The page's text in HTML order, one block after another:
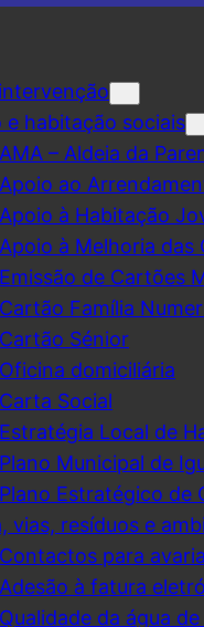
e habitação sociais
AMA – Aldeia da
Apoio ao
Apoio à Habitação
Apoio à Melhoria das
Emissão de Cartões
Cartão Família
Cartão Sénior
Oficina domiciliária
Carta Social
Estratégia Local de
Plano Municipal de
Plano Estratégico de
vias, resíduos e
Contactos para
Adesão à fatura
Qualidade da água